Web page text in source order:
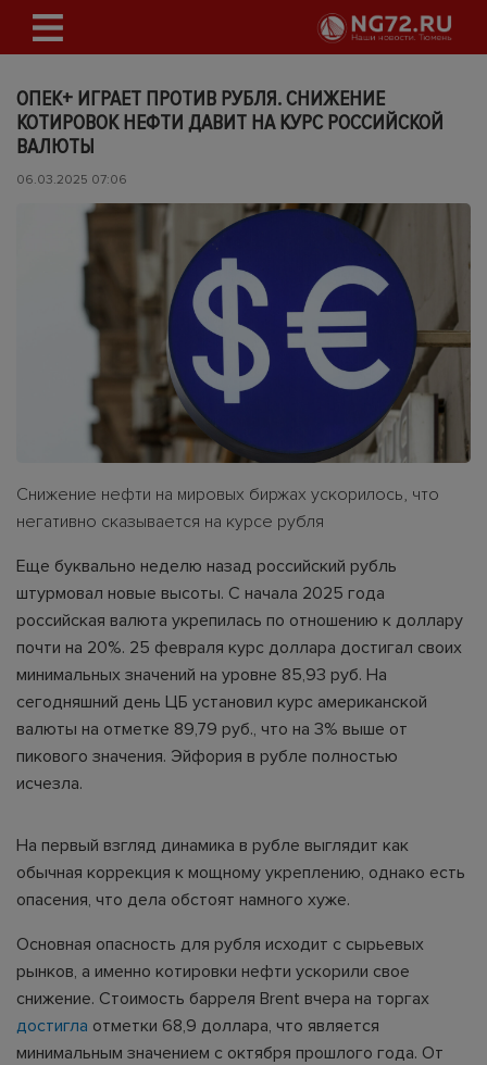
ОПЕК+ ИГРАЕТ ПРОТИВ РУБЛЯ. СНИЖЕНИЕ
КОТИРОВОК НЕФТИ ДАВИТ НА КУРС РОССИЙСКОЙ
ВАЛЮТЫ
06.03.2025 07:06
Снижение нефти на мировых биржах ускорилось, что
негативно сказывается на курсе рубля
Еще буквально неделю назад российский рубль
штурмовал новые высоты. С начала 2025 года
российская валюта укрепилась по отношению к доллару
почти на 20%. 25 февраля курс доллара достигал своих
минимальных значений на уровне 85,93 руб. На
сегодняшний день ЦБ установил курс американской
валюты на отметке 89,79 руб., что на 3% выше от
пикового значения. Эйфория в рубле полностью
исчезла.
На первый взгляд динамика в рубле выглядит как
обычная коррекция к мощному укреплению, однако есть
опасения, что дела обстоят намного хуже.
Основная опасность для рубля исходит с сырьевых
рынков, а именно котировки нефти ускорили свое
снижение. Стоимость барреля Brent вчера на торгах
достигла отметки 68,9 доллара, что является
минимальным значением с октября прошлого года. От